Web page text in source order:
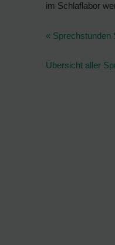
im Schlaflabor
« Sprechstunden
Übersicht aller